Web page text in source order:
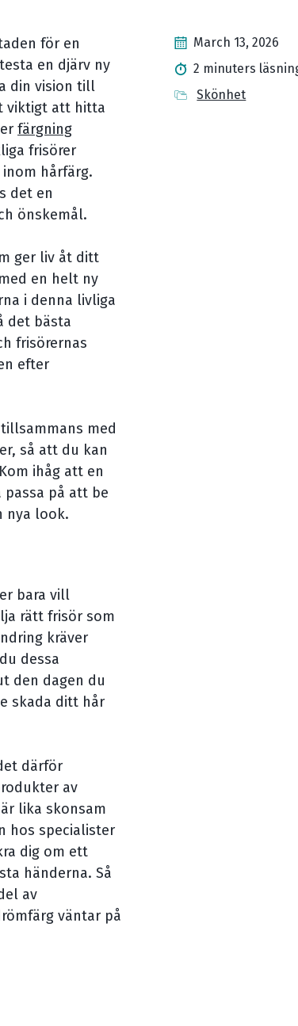
March 13, 2026
2 minuters
Skönhet
för en
en djärv ny
din vision till
viktigt att hitta
färgning
frisörer
hårfärg.
det en
önskemål.
ger liv åt ditt
en helt ny
i denna livliga
det bästa
frisörernas
efter
med
så att du kan
ihåg att en
passa på att be
nya look.
bara vill
rätt frisör som
kräver
dessa
den dagen du
skada ditt hår
därför
av
lika skonsam
hos specialister
dig om ett
händerna. Så
av
väntar på